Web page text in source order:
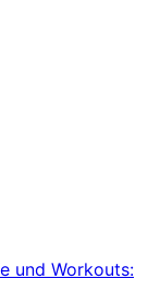
und Workouts: